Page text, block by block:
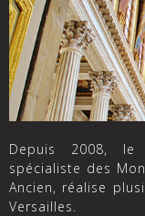
Depuis 2008, le
spécialiste des
Ancien, réalise
Versailles.